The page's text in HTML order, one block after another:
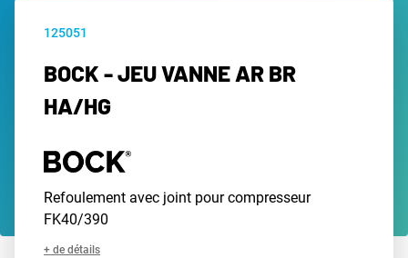
125051
BOCK - JEU VANNE AR BR
HA/HG
Refoulement avec joint pour compresseur
FK40/390
+ de détails